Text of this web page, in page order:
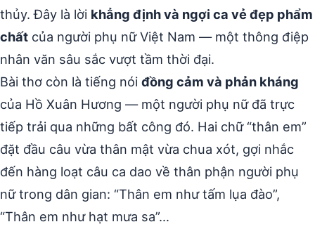
thủy. Đây là lời khẳng định và ngợi ca vẻ đẹp phẩm
chất của người phụ nữ Việt Nam — một thông điệp
nhân văn sâu sắc vượt tầm thời đại.
Bài thơ còn là tiếng nói đồng cảm và phản kháng
của Hồ Xuân Hương — một người phụ nữ đã trực
tiếp trải qua những bất công đó. Hai chữ “thân em”
đặt đầu câu vừa thân mật vừa chua xót, gợi nhắc
đến hàng loạt câu ca dao về thân phận người phụ
nữ trong dân gian: “Thân em như tấm lụa đào”,
“Thân em như hạt mưa sa”…